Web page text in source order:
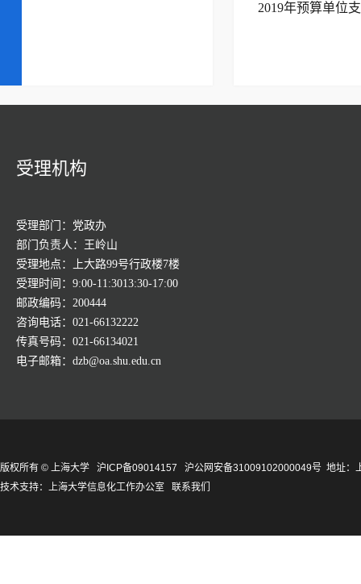
2019年预算单位
受理机构
受理部门：党政办
部门负责人：王岭山
受理地点：上大路99号行政楼7楼
受理时间：9:00-11:3013:30-17:00
邮政编码：200444
咨询电话：021-66132222
传真号码：021-66134021
电子邮箱：dzb@oa.shu.edu.cn
版权所有 © 上海大学 沪ICP备09014157 沪公网安备31009102000049号 地址：
技术支持： 上海大学信息化工作办公室 联系我们